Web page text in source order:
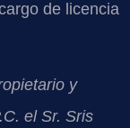
de licencia
y
el Sr. Sris